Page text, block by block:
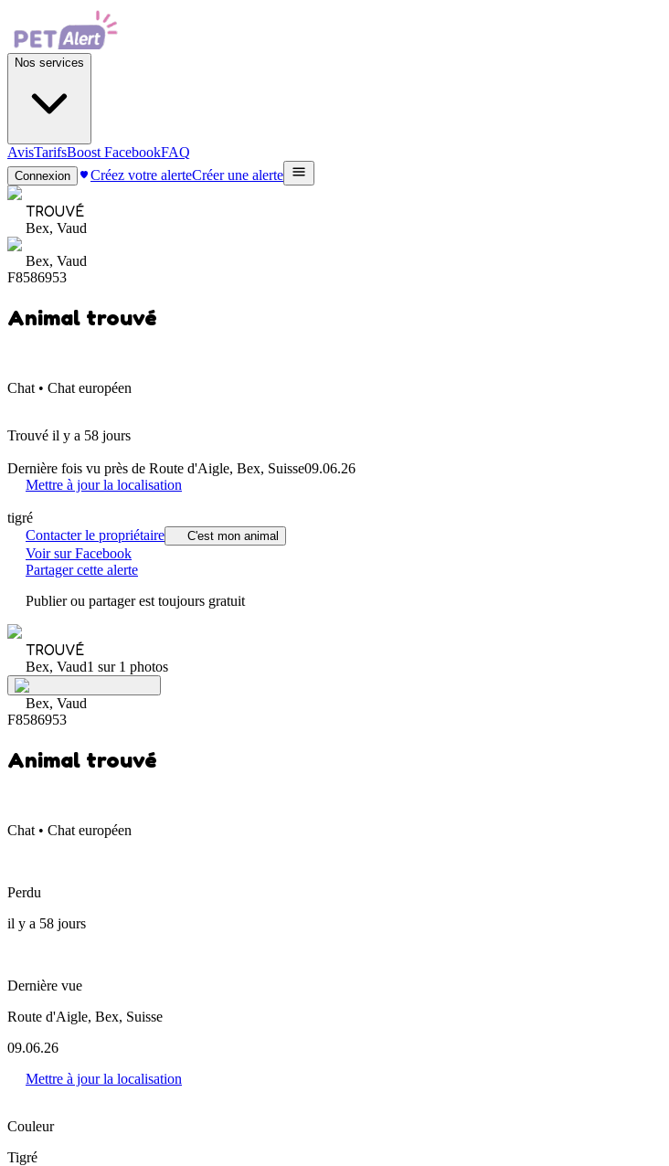
Nos services
AvisTarifsBoost FacebookFAQ
Connexion Créez votre alerteCréer une alerte
TROUVÉ
Bex, Vaud
Bex, Vaud
F8586953
Animal trouvé
Chat • Chat européen
Trouvé il y a 58 jours
Dernière fois vu près de Route d'Aigle, Bex, Suisse09.06.26
Mettre à jour la localisation
tigré
Contacter le propriétaire
C'est mon animal
Voir sur Facebook
Partager cette alerte
Publier ou partager est toujours gratuit
TROUVÉ
Bex, Vaud1 sur 1 photos
Bex, Vaud
F8586953
Animal trouvé
Chat • Chat européen
Perdu
il y a 58 jours
Dernière vue
Route d'Aigle, Bex, Suisse
09.06.26
Mettre à jour la localisation
Couleur
Tigré